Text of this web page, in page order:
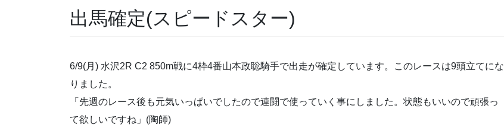
出馬確定(スピードスター)
6/9(月) 水沢2R C2 850m戦に4枠4番山本政聡騎手で出走が確定しています。このレースは9頭立てにな
りました。
「先週のレース後も元気いっぱいでしたので連闘で使っていく事にしました。状態もいいので頑張っ
て欲しいですね」(陶師)